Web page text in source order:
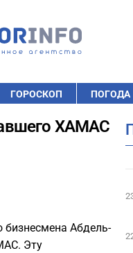
ГОРОСКОП ПОГОДА
ХАМАС
бизнесмена Абдель-
Эту